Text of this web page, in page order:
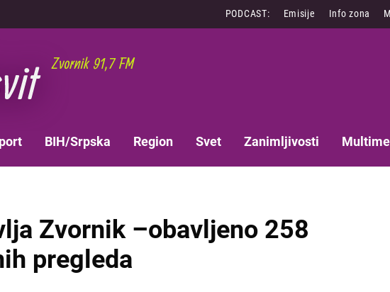
PODCAST: Emisije Info zona
BIH/Srpska Region Svet Zanimljivosti
Zvornik –obavljeno 258
pregleda